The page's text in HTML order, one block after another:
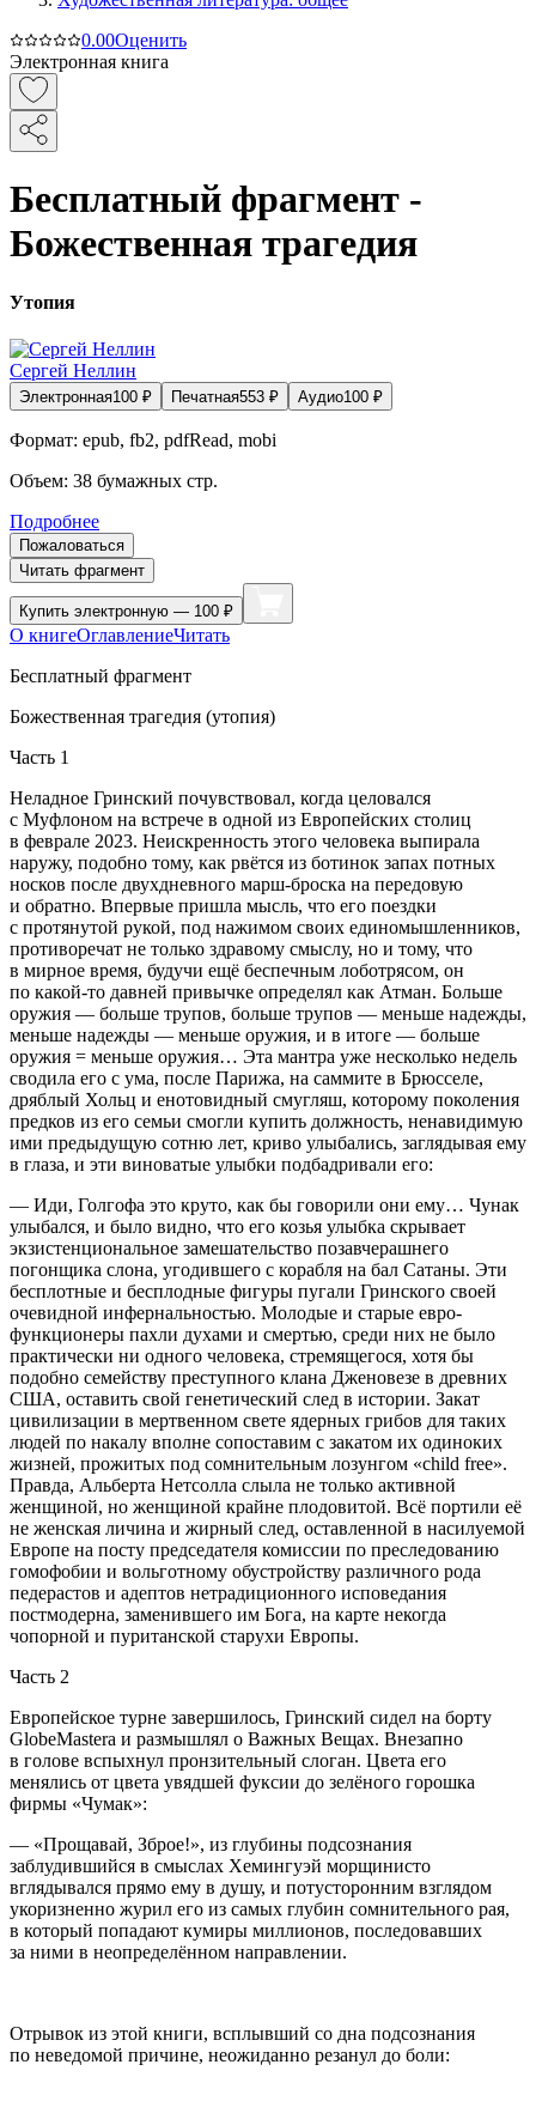
0.00Оценить
Электронная книга
Бесплатный фрагмент -
Божественная трагедия
Утопия
Сергей Неллин
Электронная100 ₽ Печатная553 ₽ Аудио100 ₽
Формат: epub, fb2, pdfRead, mobi
Объем: 38 бумажных стр.
Подробнее
Пожаловаться
Читать фрагмент
Купить электронную — 100 ₽
О книгеОглавлениеЧитать
Бесплатный фрагмент
Божественная трагедия (утопия)
Часть 1
Неладное Гринский почувствовал, когда целовался
с Муфлоном на встрече в одной из Европейских столиц
в феврале 2023. Неискренность этого человека выпирала
наружу, подобно тому, как рвётся из ботинок запах потных
носков после двухдневного марш-броска на передовую
и обратно. Впервые пришла мысль, что его поездки
с протянутой рукой, под нажимом своих единомышленников,
противоречат не только здравому смыслу, но и тому, что
в мирное время, будучи ещё беспечным лоботрясом, он
по какой-то давней привычке определял как Атман. Больше
оружия — больше трупов, больше трупов — меньше надежды,
меньше надежды — меньше оружия, и в итоге — больше
оружия = меньше оружия… Эта мантра уже несколько недель
сводила его с ума, после Парижа, на саммите в Брюсселе,
дряблый Хольц и енотовидный смугляш, которому поколения
предков из его семьи смогли купить должность, ненавидимую
ими предыдущую сотню лет, криво улыбались, заглядывая ему
в глаза, и эти виноватые улыбки подбадривали его:
— Иди, Голгофа это круто, как бы говорили они ему… Чунак
улыбался, и было видно, что его козья улыбка скрывает
экзистенциональное замешательство позавчерашнего
погонщика слона, угодившего с корабля на бал Сатаны. Эти
бесплотные и бесплодные фигуры пугали Гринского своей
очевидной инфернальностью. Молодые и старые евро-
функционеры пахли духами и смертью, среди них не было
практически ни одного человека, стремящегося, хотя бы
подобно семейству преступного клана Дженовезе в древних
США, оставить свой генетический след в истории. Закат
цивилизации в мертвенном свете ядерных грибов для таких
людей по накалу вполне сопоставим с закатом их одиноких
жизней, прожитых под сомнительным лозунгом «child free».
Правда, Альберта Нетсолла слыла не только активной
женщиной, но женщиной крайне плодовитой. Всё портили её
не женская личина и жирный след, оставленной в насилуемой
Европе на посту председателя комиссии по преследованию
гомофобии и вольготному обустройству различного рода
педерастов и адептов нетрадиционного исповедания
постмодерна, заменившего им Бога, на карте некогда
чопорной и пуританской старухи Европы.
Часть 2
Европейское турне завершилось, Гринский сидел на борту
GlobeMastera и размышлял о Важных Вещах. Внезапно
в голове вспыхнул пронзительный слоган. Цвета его
менялись от цвета увядшей фуксии до зелёного горошка
фирмы «Чумак»:
— «Прощавай, Зброе!», из глубины подсознания
заблудившийся в смыслах Хемингуэй морщинисто
вглядывался прямо ему в душу, и потусторонним взглядом
укоризненно журил его из самых глубин сомнительного рая,
в который попадают кумиры миллионов, последовавших
за ними в неопределённом направлении.
Отрывок из этой книги, всплывший со дна подсознания
по неведомой причине, неожиданно резанул до боли: